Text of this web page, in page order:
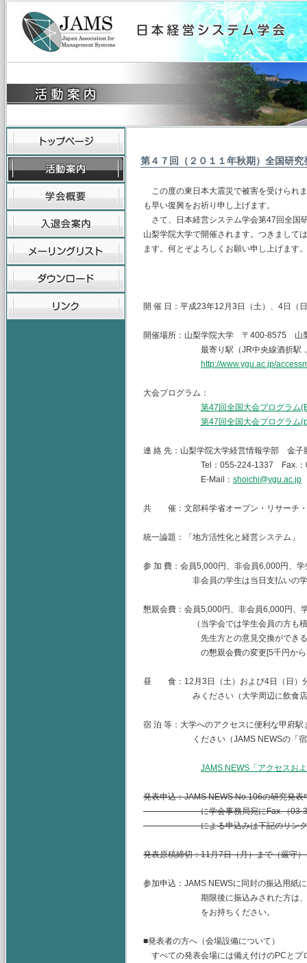
第４７回（２０１１年秋期）全国研究
この度の東日本大震災で被害を受けられ
も早い復興をお祈り申し上げます。
さて、日本経営システム学会第47回全国
山梨学院大学で開催されます。つきまして
ます。何とぞよろしくお願い申し上げます。
開 催 日：平成23年12月3日（土）、4日（
開催場所：山梨学院大学 〒400-8575 山
最寄り駅（JR中央線酒折駅，高
http://www.ygu.ac.jp/
大会プログラム：
第47回全国大会プログラム
第47回全国大会プログラム
連 絡 先：山梨学院大学経営情報学部 金子
Tel：055-224-1337 Fax.：
E-Mail： shoichi@ygu.ac.jp
共 催：文部科学省オープン・リサーチ・
統一論題：「地方活性化と経営システム」
参 加 費：会員5,000円、非会員6,000円、
非会員の学生は当日支払いの学生
懇親会費：会員5,000円、非会員6,000円、
（当学会では学生会員の方も積極的
先生方との意見交換ができる場とし
の懇親会費の変更[5千円から3千円]
昼 食：12月3日（土）および4日（日）
みください（大学周辺に飲食店等は
宿 泊 等：大学へのアクセスに便利な甲府
ください（JAMS NEWSの「宿泊の
JAMS NEWS「アクセスお
発表申込：JAMS NEWS No.106の研究発
に学会事務局宛にFax.（03-3371-
による申込みは下記のリンクから
発表原稿締切：11月7日（月）まで（厳守
参加申込：JAMS NEWSに同封の振込用紙
期限後に振込みされた方は、当日
をお持ちください。
■発表者の方へ（会場設備について）
すべての発表会場には備え付けのPCとプ